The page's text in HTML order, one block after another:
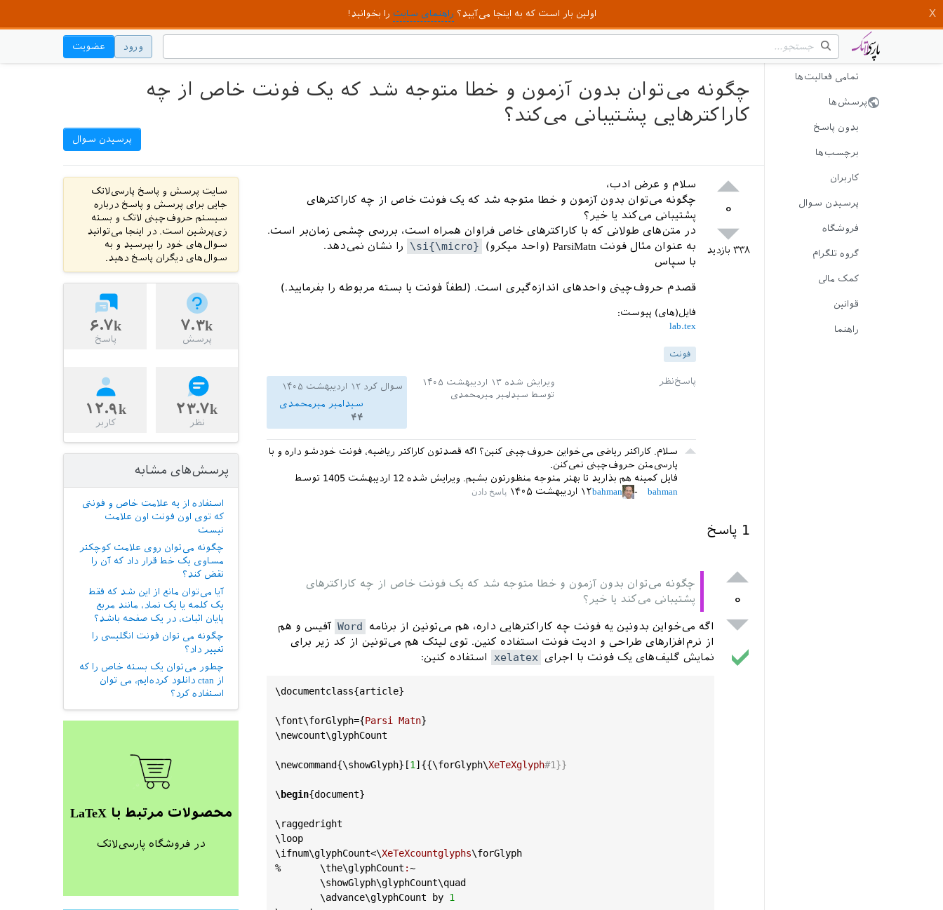
اولین بار است که به اینجا می‌آیید؟ راهنمای سایت را بخوانید!
ورود عضویت
تمامی فعالیت‌ها
پرسش‌ها
بدون پاسخ
برچسب‌ها
کاربران
پرسیدن سوال
فروشگاه
گروه تلگرام
کمک مالی
قوانین
راهنما
چگونه می‌توان بدون آزمون و خطا متوجه شد که یک فونت خاص از چه
کاراکترهایی پشتیبانی می‌کند؟
پرسیدن سوال
۰
۳۳۸ بازدید
سلام و عرض ادب،
چگونه می‌توان بدون آزمون و خطا متوجه شد که یک فونت خاص از چه کاراکترهای
پشتیبانی می‌کند یا خیر؟
در متن‌های طولانی که با کاراکترهای خاص فراوان همراه است، بررسی چشمی زمان‌بر است.
به عنوان مثال فونت ParsiMatn (واحد میکرو)
\si{\micro}
را نشان نمی‌دهد.
با سپاس
قصدم حروف‌چینی واحدهای اندازه‌گیری است. (لطفاً فونت یا بسته مربوطه را بفرمایید.)
فایل(های) پیوست:
lab.tex
فونت
ویرایش شده ۱۳ اردیبهشت ۱۴۰۵
توسط سیدامیر میرمحمدی
سوال کرد ۱۲ اردیبهشت ۱۴۰۵
سیدامیر میرمحمدی
۴۴
سلام. کاراکتر ریاضی می‌خواین حروف‌چینی کنین؟ اگه قصدتون کاراکتر ریاضیه، فونت خودشو داره و با
پارسی‌متن حروف‌چینی نمی‌کنن.
فایل کمینه هم بذارید تا بهتر متوجه منظورتون بشیم. ویرایش شده 12 اردیبهشت 1405
توسط
bahman
۱۲ اردیبهشت ۱۴۰۵bahman
1 پاسخ
۰
چگونه می‌توان بدون آزمون و خطا متوجه شد که یک فونت خاص از چه کاراکترهای
پشتیبانی می‌کند یا خیر؟
اگه می‌خواین بدونین یه فونت چه کاراکترهایی داره، هم می‌تونین از برنامه Word آفیس و هم
از نرم‌افزارهای طراحی و ادیت فونت استفاده کنین. توی لیتک هم می‌تونین از کد زیر برای
نمایش گلیف‌های یک فونت با اجرای xelatex استفاده کنین:
\documentclass{article}
\font\forGlyph={Parsi Matn}
\newcount\glyphCount
\newcommand{\showGlyph}[1 ]{{\forGlyph\XeTeXglyph#1}}
\ begin{document}
\ raggedright
\loop
\ifnum\glyphCount<\XeTeXcountglyphs\forGlyph
%	\the\glyphCount :~
	\
showGlyph\glyphCount\quad
	\
advance\glyphCount by 1
سایت پرسش و پاسخ پارسی‌لاتک
جایی برای پرسش و پاسخ درباره
سیستم حروف‌چینی لاتک و بسته
زی‌پرشین است. در اینجا می‌توانید
سوال‌های خود را بپرسید و به
سوال‌های دیگران پاسخ دهید.
۷.۳k
پرسش
۶.۷k
پاسخ
۲۳.۷k
نظر
۱۲.۹k
کاربر
پرسش‌های مشابه
استفاده از یه علامت خاص و فونتی
که توی اون فونت اون علامت
نیست
چگونه می‌توان روی علامت کوچکتر
مساوی یک خط قرار داد که آن را
نقض کند؟
آیا می‌توان مانع از این شد که فقط
یک کلمه یا یک نماد، مانند مربع
پایان اثبات، در یک صفحه باشد؟
چگونه می توان فونت انگلیسی را
تغییر داد؟
چطور می‌توان یک بسته خاص را که
از ctan دانلود کرده‌ایم، می توان
استفاده کرد؟
محصولات مرتبط با LaTeX
در فروشگاه پارسی‌لاتک